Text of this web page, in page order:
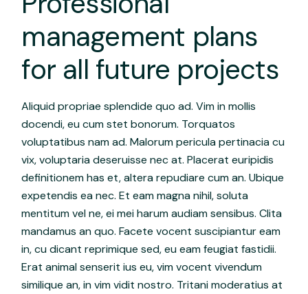
management plans
for all future projects
Aliquid propriae splendide quo ad. Vim in mollis
docendi, eu cum stet bonorum. Torquatos
voluptatibus nam ad. Malorum pericula pertinacia cu
vix, voluptaria deseruisse nec at. Placerat euripidis
definitionem has et, altera repudiare cum an. Ubique
expetendis ea nec. Et eam magna nihil, soluta
mentitum vel ne, ei mei harum audiam sensibus. Clita
mandamus an quo. Facete vocent suscipiantur eam
in, cu dicant reprimique sed, eu eam feugiat fastidii.
Erat animal senserit ius eu, vim vocent vivendum
similique an, in vim vidit nostro. Tritani moderatius at